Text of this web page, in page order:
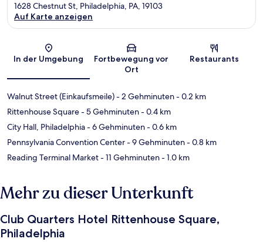
Karte
1628 Chestnut St, Philadelphia, PA, 19103
Auf Karte anzeigen
In der Umgebung
Fortbewegung vor
Ort
Restaurants
Walnut Street (Einkaufsmeile)- 2 Gehminuten- 0.2 km
Rittenhouse Square- 5 Gehminuten- 0.4 km
City Hall, Philadelphia- 6 Gehminuten- 0.6 km
Pennsylvania Convention Center- 9 Gehminuten- 0.8 km
Reading Terminal Market- 11 Gehminuten- 1.0 km
Mehr zu dieser Unterkunft
Club Quarters Hotel Rittenhouse Square,
Philadelphia